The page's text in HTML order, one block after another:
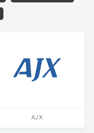
AJX